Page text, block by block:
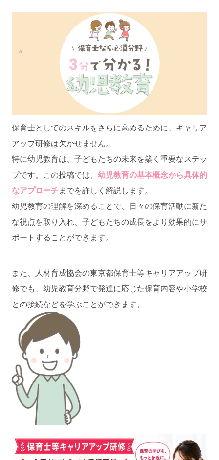
保育士としてのスキルをさらに高めるために、キャリア
アップ研修は欠かせません。
特に幼児教育は、子どもたちの未来を築く重要なステッ
プです。この投稿では、 幼児教育の基本概念から具体的
なアプローチまでを詳しく解説します。
幼児教育の理解を深めることで、日々の保育活動に新た
な視点を取り入れ、子どもたちの成長をより効果的にサ
ポートすることができます。
また、人材育成協会の東京都保育士等キャリアアップ研
修でも、幼児教育分野で発達に応じた保育内容や小学校
との接続などを学ぶことができます。